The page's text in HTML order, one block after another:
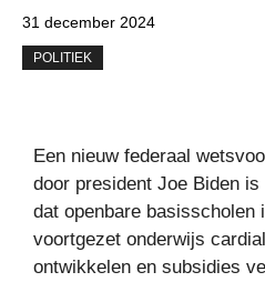
31 december 2024
POLITIEK
Een nieuw federaal
door president Joe Biden
dat openbare basisscholen
voortgezet onderwijs
ontwikkelen en subsidies